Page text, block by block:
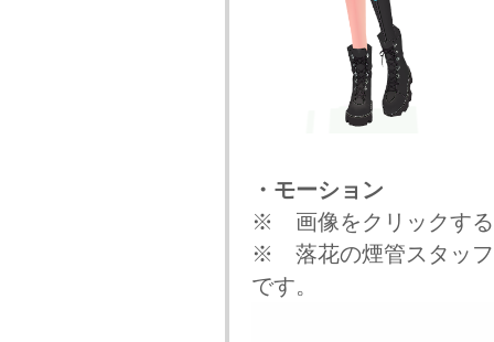
・モーション
※ 画像をクリックする
※ 落花の煙管スタッフ
です。